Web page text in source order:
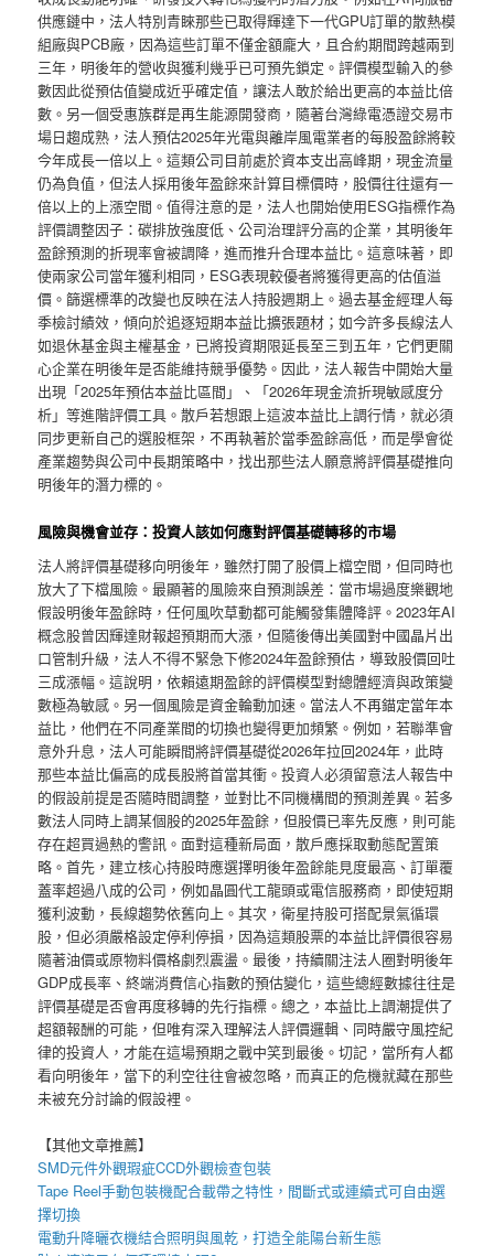
供應鏈中，法人特別青睞那些已取得輝達下一代GPU訂單的散熱模
組廠與PCB廠，因為這些訂單不僅金額龐大，且合約期間跨越兩到
三年，明後年的營收與獲利幾乎已可預先鎖定。評價模型輸入的參
數因此從預估值變成近乎確定值，讓法人敢於給出更高的本益比倍
數。另一個受惠族群是再生能源開發商，隨著台灣綠電憑證交易市
場日趨成熟，法人預估2025年光電與離岸風電業者的每股盈餘將較
今年成長一倍以上。這類公司目前處於資本支出高峰期，現金流量
仍為負值，但法人採用後年盈餘來計算目標價時，股價往往還有一
倍以上的上漲空間。值得注意的是，法人也開始使用ESG指標作為
評價調整因子：碳排放強度低、公司治理評分高的企業，其明後年
盈餘預測的折現率會被調降，進而推升合理本益比。這意味著，即
使兩家公司當年獲利相同，ESG表現較優者將獲得更高的估值溢
價。篩選標準的改變也反映在法人持股週期上。過去基金經理人每
季檢討績效，傾向於追逐短期本益比擴張題材；如今許多長線法人
如退休基金與主權基金，已將投資期限延長至三到五年，它們更關
心企業在明後年是否能維持競爭優勢。因此，法人報告中開始大量
出現「2025年預估本益比區間」、「2026年現金流折現敏感度分
析」等進階評價工具。散戶若想跟上這波本益比上調行情，就必須
同步更新自己的選股框架，不再執著於當季盈餘高低，而是學會從
產業趨勢與公司中長期策略中，找出那些法人願意將評價基礎推向
明後年的潛力標的。
風險與機會並存：投資人該如何應對評價基礎轉移的市場
法人將評價基礎移向明後年，雖然打開了股價上檔空間，但同時也
放大了下檔風險。最顯著的風險來自預測誤差：當市場過度樂觀地
假設明後年盈餘時，任何風吹草動都可能觸發集體降評。2023年AI
概念股曾因輝達財報超預期而大漲，但隨後傳出美國對中國晶片出
口管制升級，法人不得不緊急下修2024年盈餘預估，導致股價回吐
三成漲幅。這說明，依賴遠期盈餘的評價模型對總體經濟與政策變
數極為敏感。另一個風險是資金輪動加速。當法人不再錨定當年本
益比，他們在不同產業間的切換也變得更加頻繁。例如，若聯準會
意外升息，法人可能瞬間將評價基礎從2026年拉回2024年，此時
那些本益比偏高的成長股將首當其衝。投資人必須留意法人報告中
的假設前提是否隨時間調整，並對比不同機構間的預測差異。若多
數法人同時上調某個股的2025年盈餘，但股價已率先反應，則可能
存在超買過熱的警訊。面對這種新局面，散戶應採取動態配置策
略。首先，建立核心持股時應選擇明後年盈餘能見度最高、訂單覆
蓋率超過八成的公司，例如晶圓代工龍頭或電信服務商，即使短期
獲利波動，長線趨勢依舊向上。其次，衛星持股可搭配景氣循環
股，但必須嚴格設定停利停損，因為這類股票的本益比評價很容易
隨著油價或原物料價格劇烈震盪。最後，持續關注法人圈對明後年
GDP成長率、終端消費信心指數的預估變化，這些總經數據往往是
評價基礎是否會再度移轉的先行指標。總之，本益比上調潮提供了
超額報酬的可能，但唯有深入理解法人評價邏輯、同時嚴守風控紀
律的投資人，才能在這場預期之戰中笑到最後。切記，當所有人都
看向明後年，當下的利空往往會被忽略，而真正的危機就藏在那些
未被充分討論的假設裡。
【其他文章推薦】
SMD元件外觀瑕疵CCD外觀檢查包裝
Tape Reel手動包裝機配合載帶之特性，間斷式或連續式可自由選
擇切換
電動升降曬衣機結合照明與風乾，打造全能陽台新生態